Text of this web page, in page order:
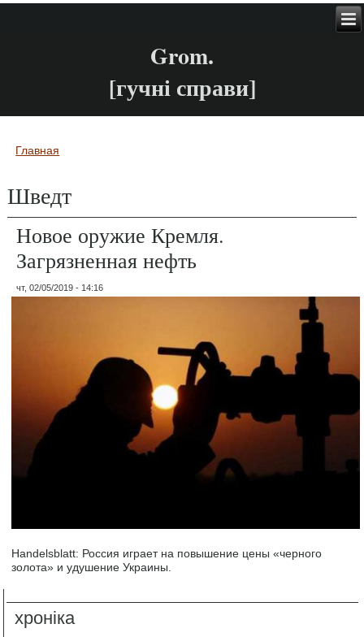
Grom.
[гучні справи]
Вы здесь
Главная
Шведт
Новое оружие Кремля.
Загрязненная нефть
чт, 02/05/2019 - 14:16
Handelsblatt: Россия играет на повышение цены «черного
золота» и удушение Украины.
хроніка